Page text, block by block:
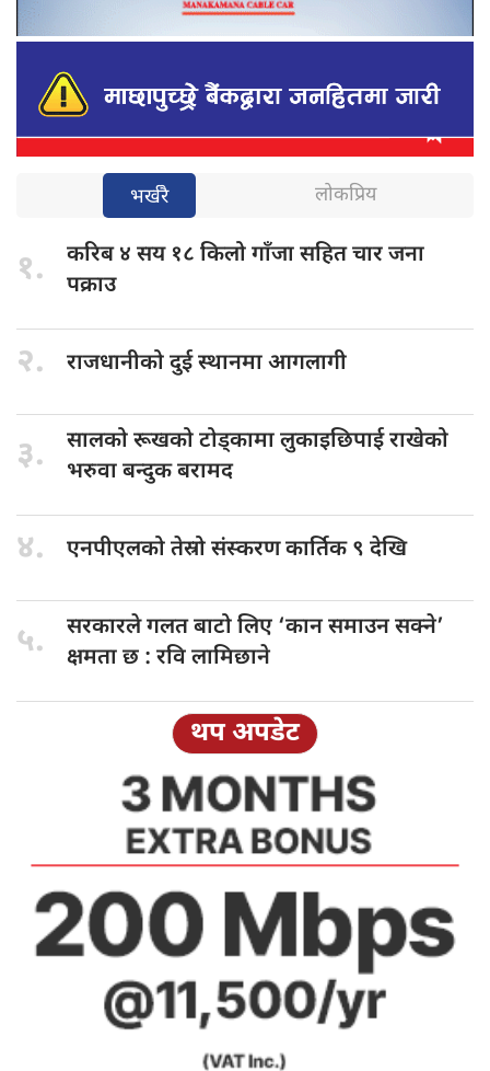
भर्खरै लोकप्रिय
१. करिब ४ सय १८ किलो गाँजा सहित चार जना
पक्राउ
२. राजधानीको दुईस्थानमा आगलागी
३. सालको रूखकोटोड्कामा लुकाइछिपाई राखेको
भरुवा बन्दुक बरामद
४. एनपीएलको तेस्रोसंस्करण कार्तिक ९ देखि
५. सरकारले गलतबाटो लिए ‘कान समाउन सक्ने’
क्षमता छ : रवि लामिछाने
थप अपडेट